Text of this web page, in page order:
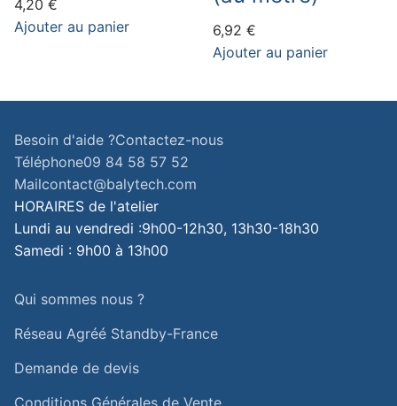
4,20 €
Ajouter au panier
6,92 €
Ajouter au panier
Besoin d'aide ?Contactez-nous
Téléphone09 84 58 57 52
Mailcontact@balytech.com
HORAIRES de l'atelier
Lundi au vendredi :9h00-12h30, 13h30-18h30
Samedi : 9h00 à 13h00
Qui sommes nous ?
Réseau Agréé Standby-France
Demande de devis
Conditions Générales de Vente